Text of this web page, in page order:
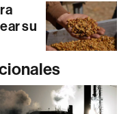
su